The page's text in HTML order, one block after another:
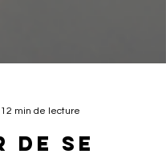
12 min de lecture